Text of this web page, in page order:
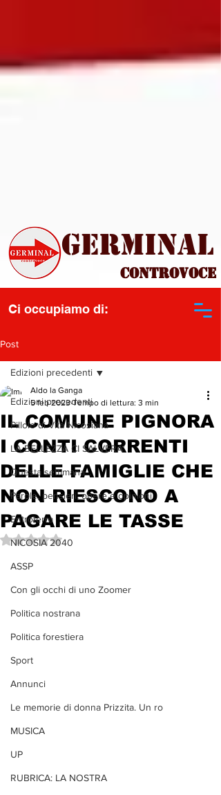
Controvoce
Ci occupiamo di:
Germinal
Post
Edizioni precedenti
Pillole di Vita Nicosiana
LA BELLEZZA CI SALVERA'
Questa settimana...
Parole, pensieri, opere e opinioni
Entroterra
NICOSIA 2040
ASSP
Con gli occhi di uno Zoomer
Politica nostrana
Politica forestiera
Sport
Annunci
Le memorie di donna Prizzita. Un ro
MUSICA
UP
RUBRICA: LA NOSTRA
Edizioni precedenti
IL COMUNE PIGNORA
I CONTI CORRENTI
DELLE FAMIGLIE CHE
NON RIESCONO A
PAGARE LE TASSE
Aldo la Ganga
5 feb 2023 Tempo di lettura: 3 min
Valutazione NaN stelle su 5.